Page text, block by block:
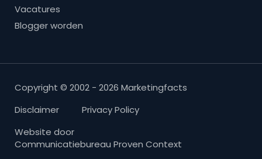
Vacatures
Blogger worden
Copyright © 2002 - 2026 Marketingfacts
Disclaimer
Privacy Policy
Website door
Communicatiebureau Proven Context